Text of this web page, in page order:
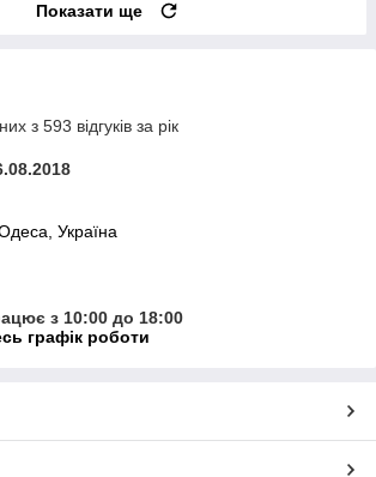
Показати ще
з 593 відгуків за рік
Україна
з 10:00 до 18:00
графік роботи